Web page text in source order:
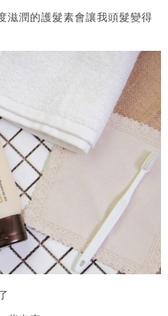
滋潤的護髮素會讓我頭髮變得